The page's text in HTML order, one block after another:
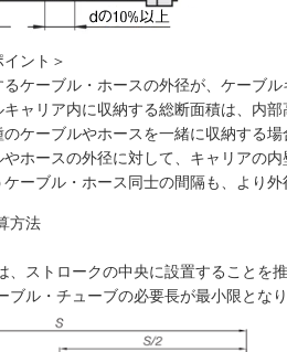
ント＞
ケーブル・ホースの外径が、ケーブ
ャリア内に収納する総断面積は、内
ケーブルやホースを一緒に収納する
ホースの外径に対して、キャリアの
ーブル・ホース同士の間隔も、より
方法
、ストロークの中央に設置することを
ブル・チューブの必要長が最小限とな